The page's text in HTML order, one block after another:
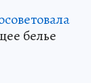
белье